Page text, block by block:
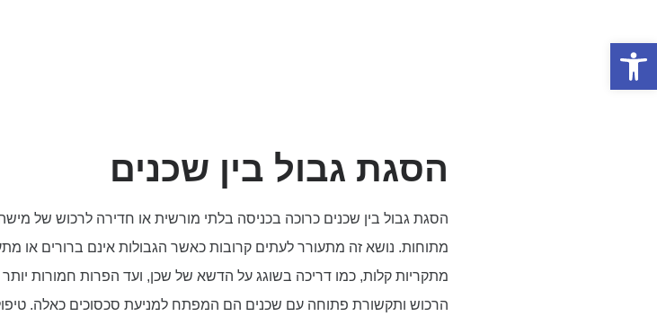
הסגת גבול בין שכנים
הסגת גבול בין שכנים כרוכה בכניסה בלתי מורשית או חדירה לרכוש של
מתוחות. נושא זה מתעורר לעתים קרובות כאשר הגבולות אינם ברורים או
מתקריות קלות, כמו דריכה בשוגג על הדשא של שכן, ועד הפרות חמורות
הרכוש ותקשורת פתוחה עם שכנים הם המפתח למניעת סכסוכים כאלה.
פתח סרגל נגישות